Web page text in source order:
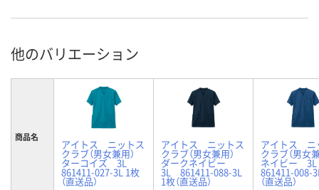
他のバリエーション
商品名
アイトス ニットス
クラブ（男女兼用）
ターコイズ 3L
861411-027-3L 1枚
（直送品）
アイトス ニットス
クラブ（男女兼用）
ダークネイビー
3L 861411-088-3L
1枚（直送品）
アイトス ニ
クラブ（男女
ネイビー
861411-008-
（直送品）